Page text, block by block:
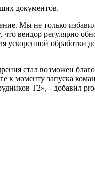
документов.
Мы не только
вендор регулярно
обработки
стал возможен
к моменту запуска
Т2», - добавил